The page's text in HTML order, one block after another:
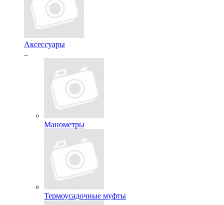
Аксессуары
..
Манометры
Термоусадочные муфты